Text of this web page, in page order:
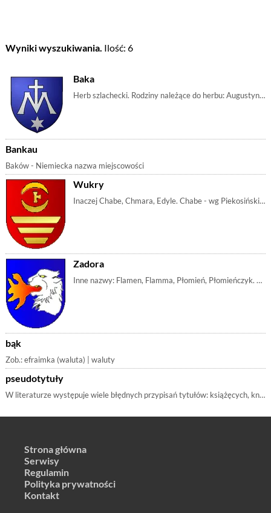
Wyniki wyszukiwania. Ilość: 6
Baka
Herb szlachecki. Rodziny należące do herbu: Augustynowicz, Baka, Bakanowski | m_literam, m_gwiazda, m_krzyż, m_krzyżłaciński
Bankau
Baków - Niemiecka nazwa miejscowości
Wukry
Inaczej Chabe, Chmara, Edyle. Chabe - wg Piekosińskiego miało by być proklamacją idącą od imienia Chabe protoplasty. Podobnież Chmara - wskazująca na | m_krzyż, m_księżyc, m_półkrzyża, m_wręby, m_stopnie, m_półksiężyc, m_rzeka, m_czerwień
Zadora
Inne nazwy: Flamen, Flamma, Płomień, Płomieńczyk. Zawołanie: Budziszyn, ZadoraZarówno nazwa jak i zawołanie i forma wskazuje na budzenie, pobudzanie, | m_głowa, m_niedźwiedź, m_ogień, m_płomień, m_błękit
bąk
Zob.: efraimka (waluta) | waluty
pseudotytuły
W literaturze występuje wiele błędnych przypisań tytułów: książęcych, kniaziowskich, hrabiowskich, margrabiowskich itp. Dokładniej temat, wraz z rodza
Strona główna
Serwisy
Regulamin
Polityka prywatności
Kontakt